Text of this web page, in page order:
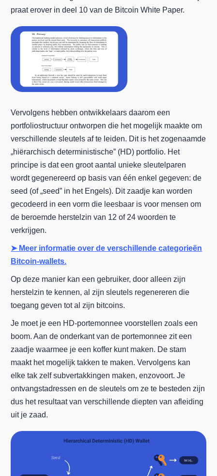
praat erover in deel 10 van de Bitcoin White Paper.
Vervolgens hebben ontwikkelaars daarom een
portfoliostructuur ontworpen die het mogelijk maakte om
verschillende sleutels af te leiden. Dit is het zogenaamde
„hiërarchisch deterministische” (HD) portfolio. Het
principe is dat een groot aantal unieke sleutelparen
wordt gegenereerd op basis van één enkel gegeven: de
seed (of „seed” in het Engels). Dit zaadje kan worden
gecodeerd in een vorm die leesbaar is voor mensen om
de beroemde herstelzin van 12 of 24 woorden te
verkrijgen.
➤ Meer informatie over de verschillende categorieën
Bitcoin-wallets.
Op deze manier kan een gebruiker, door alleen zijn
herstelzin te kennen, al zijn sleutels regenereren die
toegang geven tot al zijn bitcoins.
Je moet je een HD-portemonnee voorstellen zoals een
boom. Aan de onderkant van de portemonnee zit een
zaadje waarmee je een koffer kunt maken. De stam
maakt het mogelijk takken te maken. Vervolgens kan
elke tak zelf subvertakkingen maken, enzovoort. Je
ontvangstadressen en de sleutels om ze te besteden zijn
dus het resultaat van verschillende diepten van afleiding
uit je zaad.